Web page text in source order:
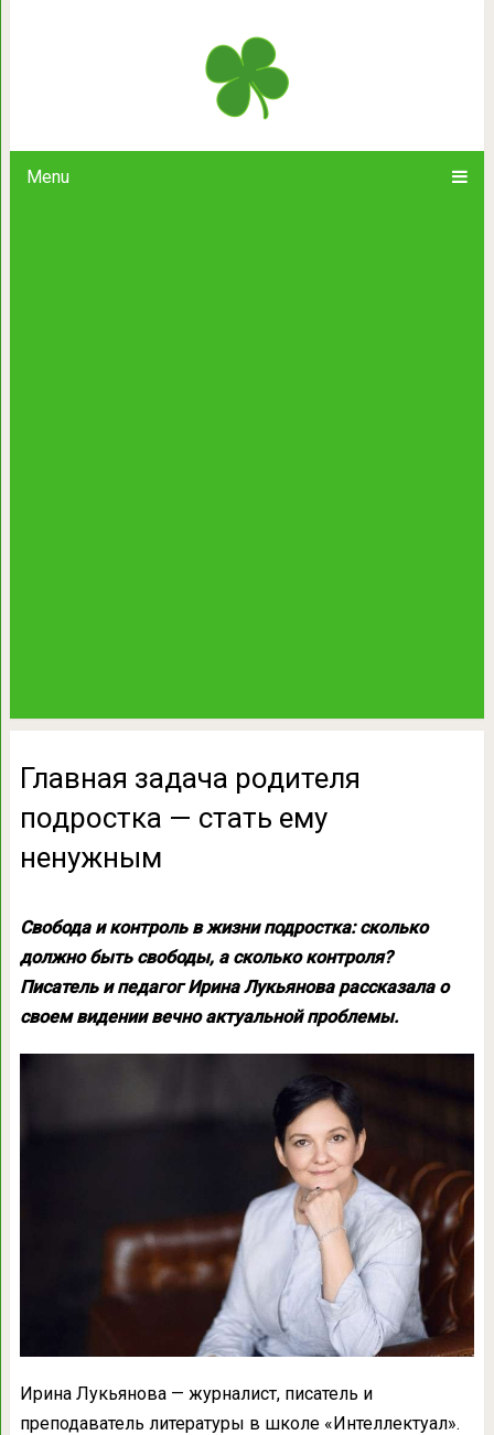
Menu
Главная задача родителя
Главная задача родителя
подростка — стать ему
ненужным
Свобода и контроль в жизни подростка: сколько
должно быть свободы, а сколько контроля?
Писатель и педагог Ирина Лукьянова рассказала о
своем видении вечно актуальной проблемы.
Ирина Лукьянова — журналист, писатель и
преподаватель литературы в школе «Интеллектуал».